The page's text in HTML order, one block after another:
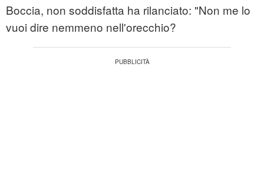
Boccia, non soddisfatta ha rilanciato: "Non me lo
vuoi dire nemmeno nell'orecchio?